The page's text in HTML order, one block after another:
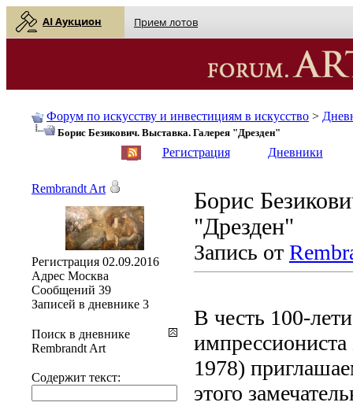
AI Аукцион Прием лотов
Форум по искусству и инвестициям в искусство >
Борис Безикович. Выставка. Галерея "Дрезден"
Регистрация Дневники
Борис
"Дрезден"
Запись от
В честь 100-
1978)
этого
Rembrandt Art
Регистрация 02.09.2016
Адрес Москва
Сообщений 39
Записей в дневнике 3
Поиск в дневнике
Rembrandt Art
Содержит текст: